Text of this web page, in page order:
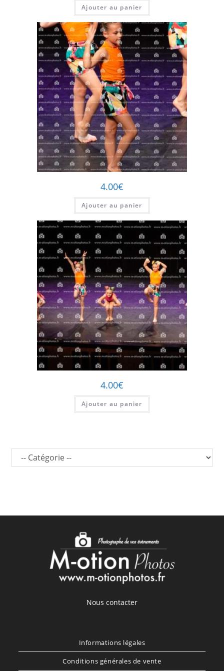
Ajouter au panier
4.00€
Ajouter au panier
4.00€
Ajouter au panier
Nous contacter
Informations légales
Conditions générales de vente